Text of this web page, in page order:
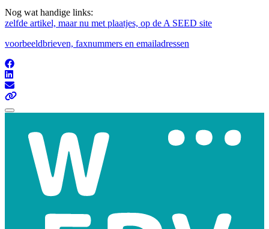
Nog wat handige links:
zelfde artikel, maar nu met plaatjes, op de A SEED site
voorbeeldbrieven, faxnummers en emailadressen